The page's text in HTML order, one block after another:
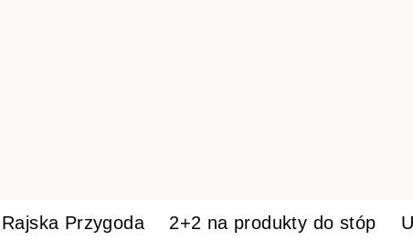
Przygoda 2+2 na produkty do stóp